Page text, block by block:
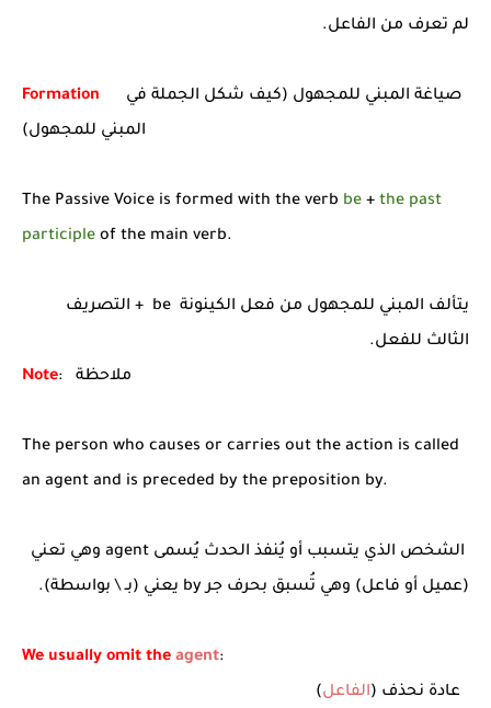
لم تعرف من الفاعل.
Formation
المبني للمجهول)
The Passive Voice is formed with the verb be + the past
participle of the main verb.
يتألف المبني للمجهول من فعل الكينونة be + التصريف
الثالث للفعل.
Note
: ملاحظة
The person who causes or carries out the action is called
an agent and is preceded by the preposition by.
الشخص الذي يتسبب أو يُنفذ الحدث يُسمى agent وهي تعني
(عميل أو فاعل) وهي تُسبق بحرف جر by يعني (بـ \ بواسطة).
We usually omit the agent:
عادة نحذف (الفاعل)